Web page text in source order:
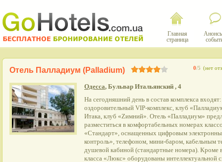
Главная
страница
0/5 (нет
Отель Палладиум (Palladium)
Одесса, Бульвар Итальянский , 4
На сегодняшний день в состав комплекса
оздоровительный VIP-комплекс, клуб
Итака, клуб «Zимний». Отель «Палладиум»
разместиться в комфортабельных номерах
«Стандарт», оснащенных цифровым
контроль», телефоном, мини-баром, кабельным
душевой кабиной (стандартные номера). Кроме
класса «Люкс» оборудованы интеллектуальной